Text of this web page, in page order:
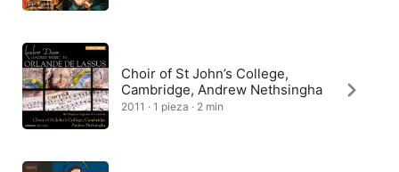
Choir of St John’s College,
Cambridge, Andrew Nethsingha
2011 · 1 pieza · 2 min